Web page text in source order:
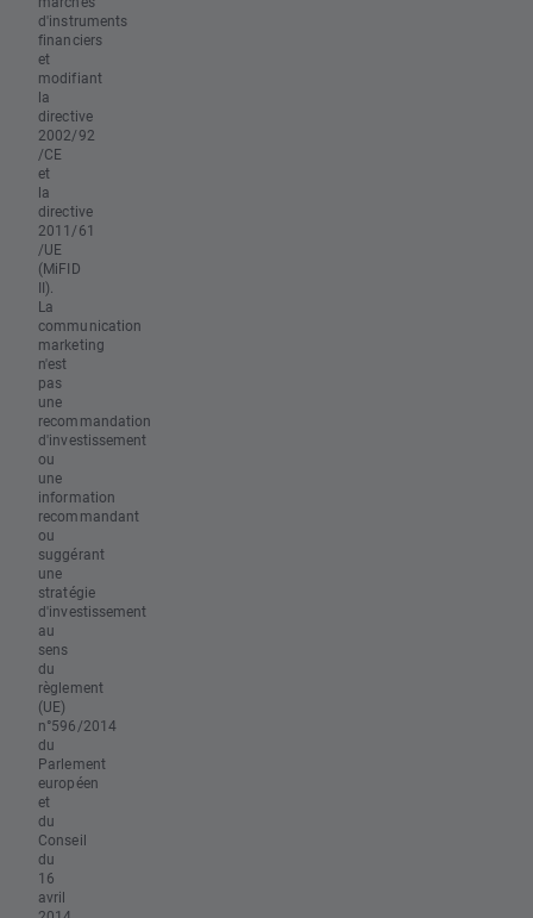
d'instruments
financiers
et
modifiant
la
directive
2002/92
/CE
et
la
directive
2011/61
/UE
(MiFID
II).
La
communication
marketing
n'est
pas
une
recommandation
d'investissement
ou
une
information
recommandant
ou
suggérant
une
stratégie
d'investissement
au
sens
du
règlement
(UE)
n°596/2014
du
Parlement
européen
et
du
Conseil
du
16
avril